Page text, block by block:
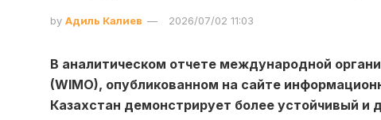
by Адиль Калиев 2026/07/02 11:03
В аналитическом отчете международной
(WIMO), опубликованном на сайте
Казахстан демонстрирует более устойчивый и